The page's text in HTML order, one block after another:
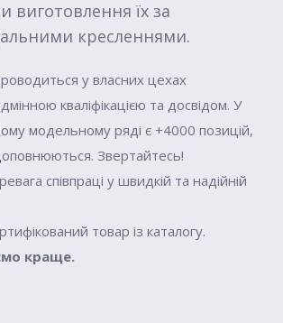
на Landwind (Jmc)
на Lexus
на Lincoln
на Mazda
на Mercedes
виготовлення їх за
кресленнями.
у власних цехах
кваліфікацією та досвідом. У
модельному ряді є +4000 позицій,
Звертайтесь!
співпраці у швидкій та надійній
товар із каталогу.
краще.